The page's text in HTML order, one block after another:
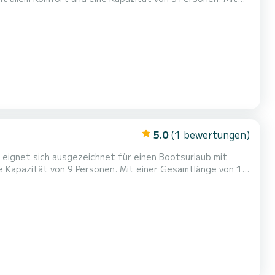
einzigartigen Urlaub auf dem Wasser in der
5.0 (1 bewertungen)
sich ausgezeichnet für einen Bootsurlaub mit
in der Umgebung von zu verbringen. Für